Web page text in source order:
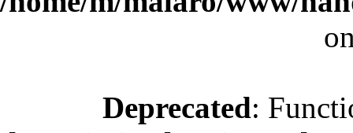
Deprecated: